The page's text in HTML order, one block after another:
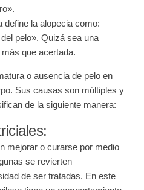
define la alopecia como:
pelo». Quizá sea una
que acertada.
o ausencia de pelo en
Sus causas son múltiples y
de la siguiente manera:
mejorar o curarse por medio
se revierten
de ser tratadas. En este